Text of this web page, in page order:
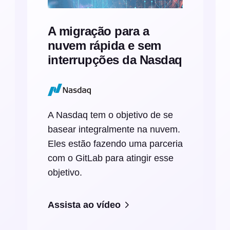
A migração para a
nuvem rápida e sem
interrupções da Nasdaq
A Nasdaq tem o objetivo de se
basear integralmente na nuvem.
Eles estão fazendo uma parceria
com o GitLab para atingir esse
objetivo.
Assista ao vídeo